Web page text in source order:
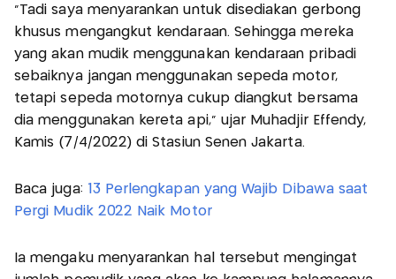
"Tadi saya menyarankan untuk disediakan gerbong
khusus mengangkut kendaraan. Sehingga mereka
yang akan mudik menggunakan kendaraan pribadi
sebaiknya jangan menggunakan sepeda motor,
tetapi sepeda motornya cukup diangkut bersama
dia menggunakan kereta api," ujar Muhadjir Effendy,
Kamis (7/4/2022) di Stasiun Senen Jakarta.
Baca juga:
13 Perlengkapan yang Wajib Dibawa saat
Pergi Mudik 2022 Naik Motor
Ia mengaku menyarankan hal tersebut mengingat